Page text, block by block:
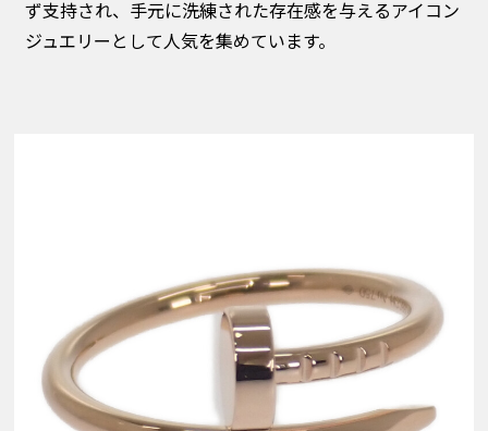
ず支持され、手元に洗練された存在感を与えるアイコン
ジュエリーとして人気を集めています。